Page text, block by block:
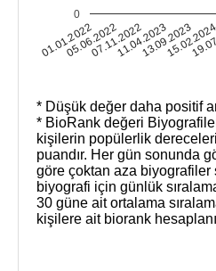
01.01.2022
05.06.2022
07.11.2022
11.04.2023
13.09.2023
0
* Düşük değer daha positif
* BioRank değeri
kişilerin popülerlik
puandır. Her gün sonunda
göre çoktan aza biyografiler
biyografi için günlük
30 güne ait ortalama
kişilere ait biorank